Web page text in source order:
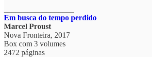
Em busca do tempo perdido
Marcel Proust
Nova Fronteira, 2017
Box com 3 volumes
‎2472 páginas